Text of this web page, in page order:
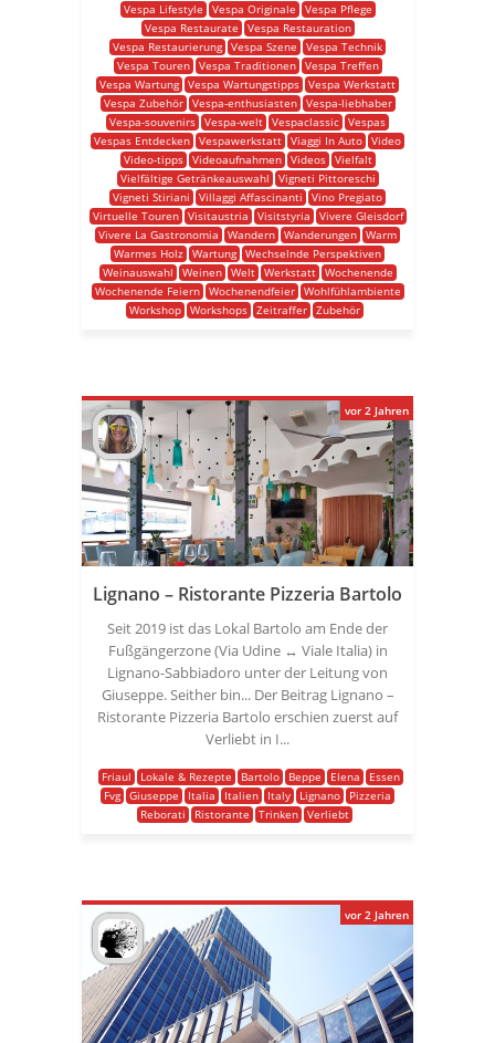
Vespa Lifestyle
Vespa Originale
Vespa Pflege
Vespa Restaurate
Vespa Restauration
Vespa Restaurierung Vespa Szene
Vespa Technik
Vespa Touren
Vespa Traditionen
Vespa Treffen
Vespa Wartung Vespa Wartungstipps Vespa Werkstatt
Vespa Zubehör
Vespa-enthusiasten
Vespa-liebhaber
Vespa-souvenirs Vespa-welt Vespaclassic Vespas
Vespas Entdecken Vespawerkstatt Viaggi In Auto Video
Video-tipps
Videoaufnahmen Videos
Vielfalt
Vielfältige Getränkeauswahl
Vigneti Pittoreschi
Vigneti Stiriani
Villaggi Affascinanti
Vino Pregiato
Virtuelle Touren
Visitaustria Visitstyria
Vivere Gleisdorf
Vivere La Gastronomia
Wandern Wanderungen Warm
Warmes Holz Wartung Wechselnde Perspektiven
Weinauswahl
Weinen Welt Werkstatt
Wochenende
Wochenende Feiern
Wochenendfeier
Wohlfühlambiente
Workshop Workshops Zeitraffer Zubehör
Lignano – Ristorante Pizzeria Bartolo
Seit 2019 ist das Lokal Bartolo am Ende der
Fußgängerzone (Via Udine ↔ Viale Italia) in
Lignano-Sabbiadoro unter der Leitung von
Giuseppe. Seither bin... Der Beitrag Lignano –
Ristorante Pizzeria Bartolo erschien zuerst auf
Verliebt in I...
Friaul Lokale & Rezepte Bartolo Beppe Elena
Essen
Fvg Giuseppe Italia Italien Italy Lignano
Pizzeria
Reborati
Ristorante Trinken Verliebt
vor 2 Jahren
vor 2 Jahren